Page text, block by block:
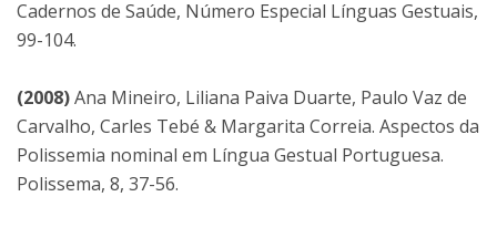
Cadernos de Saúde, Número Especial Línguas Gestuais,
99-104.
(2008)Ana Mineiro, Liliana Paiva Duarte, Paulo Vaz de
Carvalho, Carles Tebé & Margarita Correia. Aspectos da
Polissemia nominal em Língua Gestual Portuguesa.
Polissema, 8, 37-56.